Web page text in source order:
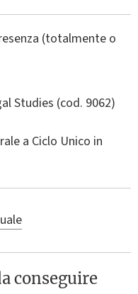
(totalmente o
Studies (cod. 9062)
a Ciclo Unico in
conseguire